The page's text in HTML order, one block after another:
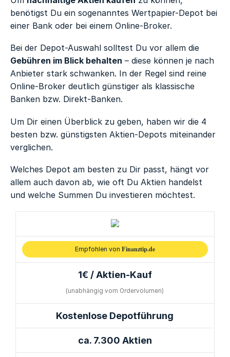
benötigst Du ein sogenanntes Wertpapier-Depot bei
einer Bank oder bei einem Online-Broker.
Bei der Depot-Auswahl solltest Du vor allem die
Gebühren im Blick behalten – diese können je nach
Anbieter stark schwanken. In der Regel sind reine
Online-Broker deutlich günstiger als klassische
Banken bzw. Direkt-Banken.
Um Dir einen Überblick zu geben, haben wir die 4
besten bzw. günstigsten Aktien-Depots miteinander
verglichen.
Welches Depot am besten zu Dir passt, hängt vor
allem auch davon ab, wie oft Du Aktien handelst
und welche Summen Du investieren möchtest.
Empfohlen von Finanztip.de
1€ / Aktien-Kauf
(unabhängig vom Ordervolumen)
Kostenlose Depotführung
ca. 7.300 Aktien